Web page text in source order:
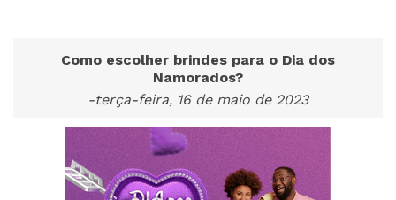
Como escolher brindes para o Dia dos
Namorados?
-terça-feira, 16 de maio de 2023